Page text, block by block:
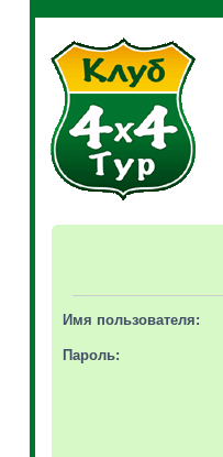
Имя пользователя:
Пароль: